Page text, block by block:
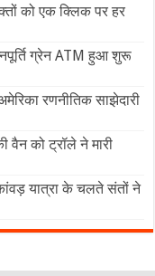
को एक क्लिक पर हर
ग्रेन ATM हुआ शुरू
रणनीतिक साझेदारी
वैन को ट्रॉले ने मारी
यात्रा के चलते संतों ने